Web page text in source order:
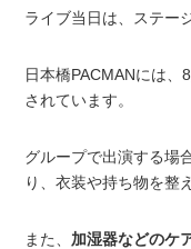
ライブ当日は、ステー
日本橋PACMANには
されています。
グループで出演する場
り、衣装や持ち物を整
また、 加湿器などのケ